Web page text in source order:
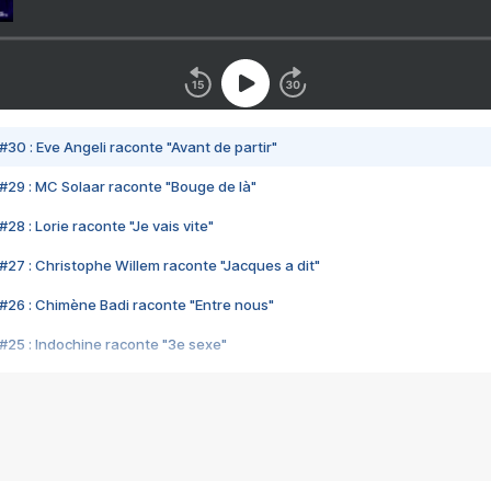
#30 : Eve Angeli raconte "Avant de partir"
#29 : MC Solaar raconte "Bouge de là"
#28 : Lorie raconte "Je vais vite"
#27 : Christophe Willem raconte "Jacques a dit"
#26 : Chimène Badi raconte "Entre nous"
#25 : Indochine raconte "3e sexe"